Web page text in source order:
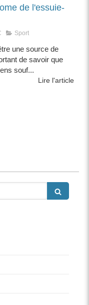
de l'essuie-
Sport
une source de
de savoir que
souf...
Lire l'article